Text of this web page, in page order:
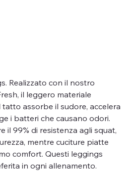
Realizzato con il nostro
il leggero materiale
assorbe il sudore, accelera
i batteri che causano odori.
il 99% di resistenza agli squat,
mentre cuciture piatte
comfort. Questi leggings
in ogni allenamento.